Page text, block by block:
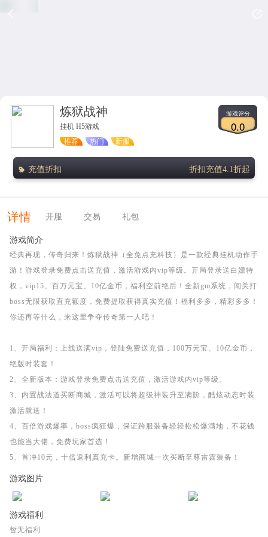
炼狱战神
挂机 H5游戏
推荐
热门 新服
游戏评分
0.0
充值折扣 折扣充值4.1折起
详情 开服 交易 礼包
游戏简介
经典再现，传奇归来！炼狱战神（全免点充科技）是一款经典挂机动作手
游！游戏登录免费点击送充值，激活游戏内vip等级。开局登录送白嫖特
权，vip15、百万元宝、10亿金币，福利空前绝后！全新gm系统，闯关打
boss无限获取直充额度，免费提取获得真实充值！福利多多，精彩多多！
你还再等什么，来这里争夺传奇第一人吧！
1、开局福利：上线送满vip，登陆免费送充值，100万元宝、10亿金币，
绝版时装套！
2、全新版本：游戏登录免费点击送充值，激活游戏内vip等级。
3、内置战法道买断商城，激活可以将超级神装升至满阶，酷炫动态时装
激活就送！
4、百倍游戏爆率，boss疯狂爆，保证跨服装备轻轻松松爆满地，不花钱
也能当大佬，免费玩家首选！
5、首冲10元，十倍返利真充卡。新增商城一次买断至尊雷霆装备！
游戏图片
游戏福利
暂无福利